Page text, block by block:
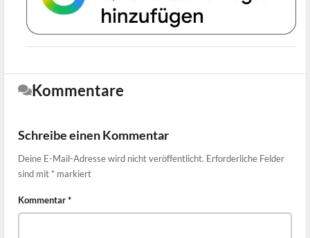
Kommentare
Schreibe einen Kommentar
Deine E-Mail-Adresse wird nicht veröffentlicht. Erforderliche Felder
sind mit * markiert
Kommentar*